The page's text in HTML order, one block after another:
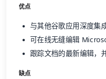
优点
与其他谷歌应用深度集
可在线无缝编辑
跟踪文档的最新编辑，
缺点